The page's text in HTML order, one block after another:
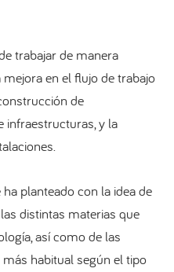
trabajar de manera
en el flujo de trabajo
de
infraestructuras, y la
planteado con la idea de
distintas materias que
así como de las
habitual según el tipo